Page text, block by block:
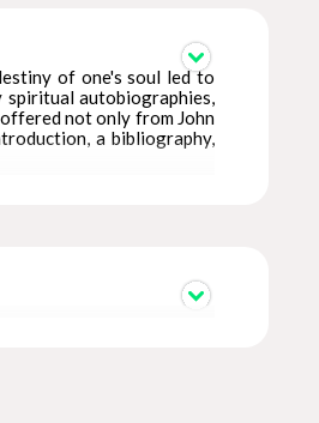
of one's soul led to
autobiographies,
not only from John
a bibliography,